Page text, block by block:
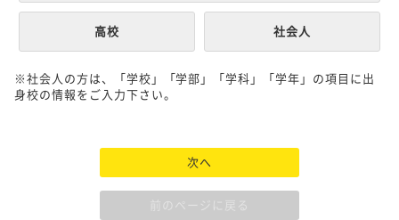
高校 社会人
※社会人の方は、「学校」「学部」「学科」「学年」の項目に出
身校の情報をご入力下さい。
次へ
前のページに戻る